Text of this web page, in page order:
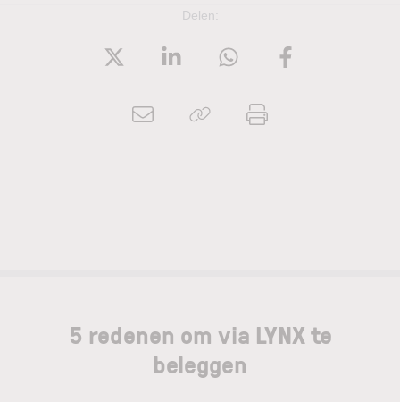
Delen:
5 redenen om via LYNX te
beleggen